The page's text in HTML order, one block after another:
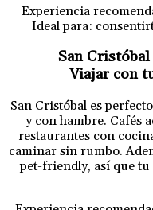
Experiencia
Ideal para:
San Cristóbal
Viajar con
San Cristóbal es
y con hambre. Cafés
restaurantes con
caminar sin rumbo.
pet-friendly, así que